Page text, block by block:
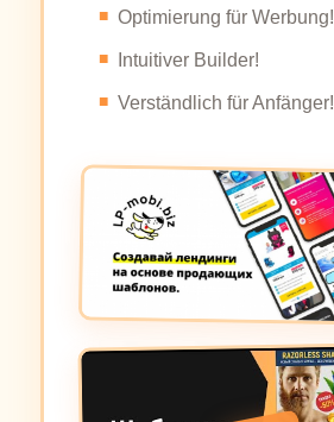
Optimierung für Werbung!
Intuitiver Builder!
Verständlich für Anfänger!